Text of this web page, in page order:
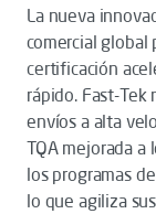
La nueva
comercial global
certificación
rápido. Fast-
envíos a alta
TQA mejorada a
los programas
lo que agiliza